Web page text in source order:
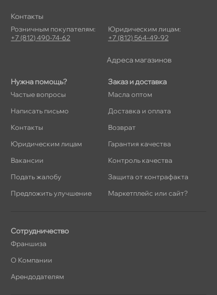
Нужна помощь?
Частые вопросы
Написать письмо
Контакты
Юридическим лицам
акансии
Подать жалобу
Предложить улучшение
Заказ и доставка
Масла оптом
Доставка и оплата
озврат
Гарантия качества
Контроль качества
Защита от контрафакта
Маркетплейс или сайт?
Сотрудничество
Франшиза
О Компании
Арендодателям
Контакты
Розничным покупателям:
+7 (812) 490-74-62
Юридическим лицам:
+7 (812) 564-49-92
Адреса магазино